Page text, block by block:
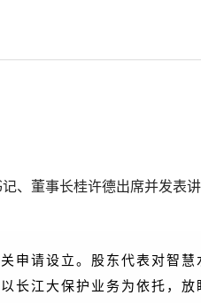
、董事长桂许德出席并发表
申请设立。股东代表对智慧
长江大保护业务为依托，放